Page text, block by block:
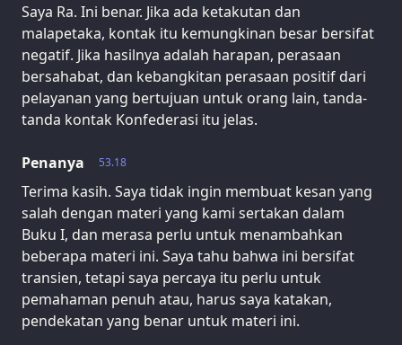
Saya Ra. Ini benar. Jika ada ketakutan dan
malapetaka, kontak itu kemungkinan besar bersifat
negatif. Jika hasilnya adalah harapan, perasaan
bersahabat, dan kebangkitan perasaan positif dari
pelayanan yang bertujuan untuk orang lain, tanda-
tanda kontak Konfederasi itu jelas.
53.18
Penanya
Terima kasih. Saya tidak ingin membuat kesan yang
salah dengan materi yang kami sertakan dalam
Buku I, dan merasa perlu untuk menambahkan
beberapa materi ini. Saya tahu bahwa ini bersifat
transien, tetapi saya percaya itu perlu untuk
pemahaman penuh atau, harus saya katakan,
pendekatan yang benar untuk materi ini.